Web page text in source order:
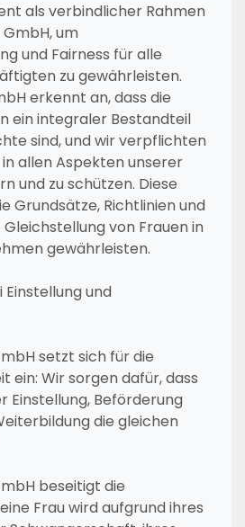
als verbindlicher Rahmen
GmbH, um
und Fairness für alle
zu gewährleisten.
erkennt an, dass die
ein integraler Bestandteil
sind, und wir verpflichten
allen Aspekten unserer
und zu schützen. Diese
Grundsätze, Richtlinien und
von Frauen in
gewährleisten.
und
setzt sich für die
ein: Wir sorgen dafür, dass
Einstellung, Beförderung
die gleichen
beseitigt die
Frau wird aufgrund ihres